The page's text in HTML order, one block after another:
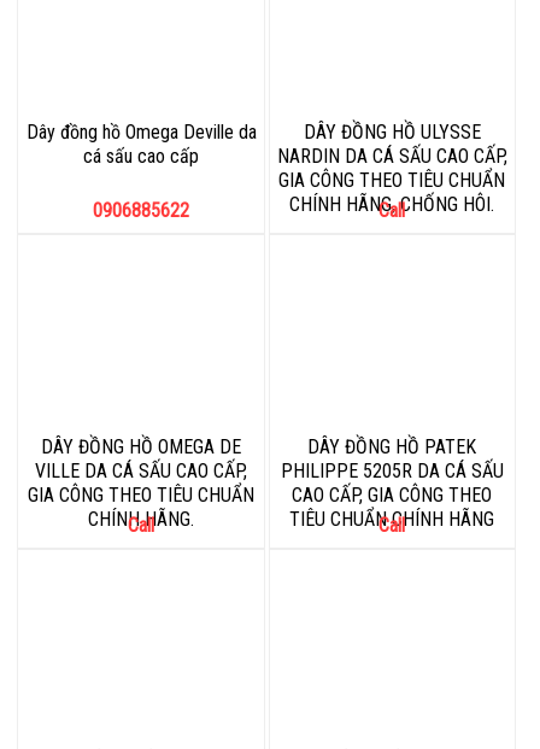
Dây đồng hồ Omega Deville da
cá sấu cao cấp
0906885622
DÂY ĐỒNG HỒ ULYSSE
NARDIN DA CÁ SẤU CAO CẤP,
GIA CÔNG THEO TIÊU CHUẨN
CHÍNH HÃNG, CHỐNG HÔI.
Call
DÂY ĐỒNG HỒ OMEGA DE
VILLE DA CÁ SẤU CAO CẤP,
GIA CÔNG THEO TIÊU CHUẨN
CHÍNH HÃNG.
Call
DÂY ĐỒNG HỒ PATEK
PHILIPPE 5205R DA CÁ SẤU
CAO CẤP, GIA CÔNG THEO
TIÊU CHUẨN CHÍNH HÃNG
Call